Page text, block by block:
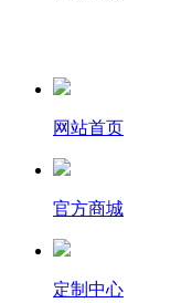
网站首页
官方商城
定制中心